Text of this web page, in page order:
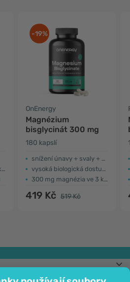
-19%
OnEnergy
Magnézium
bisglycinát 300 mg
180 kapslí
snížení únavy + svaly + nervový systém
vysoká biologická dostupnost
300 mg magnézia ve 3 kapslích
419 Kč 519 Kč